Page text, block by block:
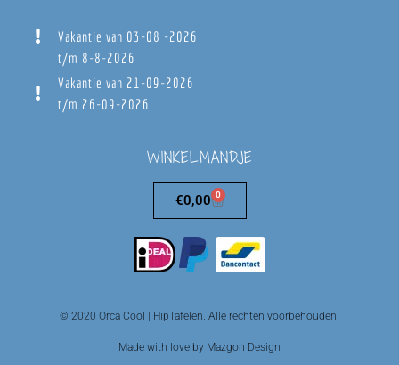
Vakantie van 03-08 -2026
t/m 8-8-2026
Vakantie van 21-09-2026
t/m 26-09-2026
WINKELMANDJE
€0,00 0
© 2020 Orca Cool | HipTafelen. Alle rechten voorbehouden.
Made with love by Mazgon Design